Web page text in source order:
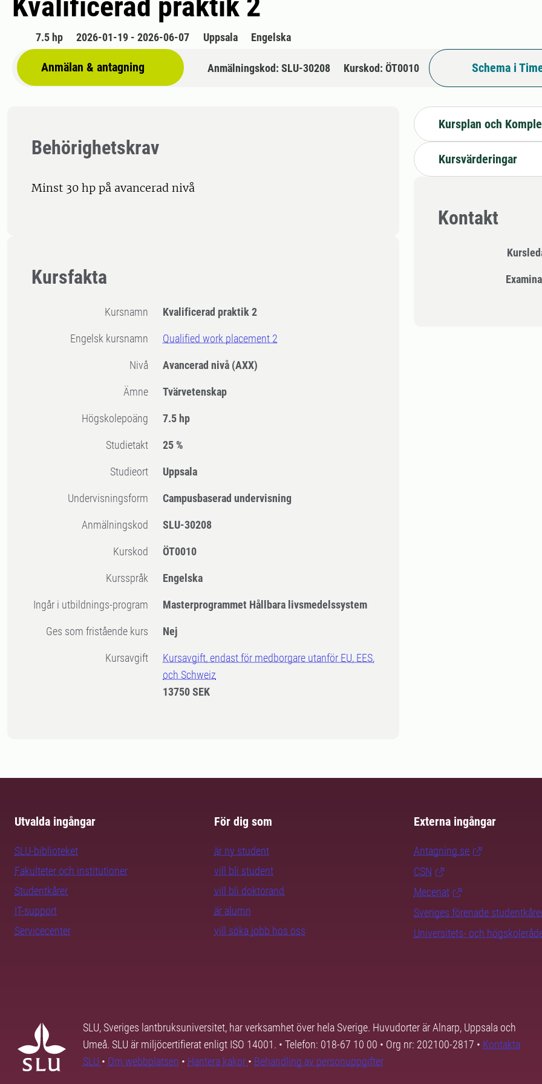
7.5 hp 2026-01-19 - 2026-06-07 Uppsala Engelska
Anmälan & antagning Anmälningskod: SLU-30208 Kurskod: ÖT0010 Schema i
Behörighetskrav
Minst 30 hp på avancerad nivå
Kursfakta
Kursnamn Kvalificerad praktik 2
Engelsk kursnamn Qualified work placement 2
Nivå Avancerad nivå (AXX)
Ämne Tvärvetenskap
högskolepoäng 7.5 hp
Studietakt 25 %
Studieort Uppsala
Undervisningsform Campusbaserad undervisning
Anmälningskod SLU-30208
Kurskod ÖT0010
Kursspråk Engelska
Ingår i utbildnings-program Masterprogrammet Hållbara livsmedelssystem
Ges som fristående kurs Nej
Kursavgift
Kursavgift, endast för medborgare utanför EU, EES,
och Schweiz
13750 SEK
Kursplan och
Kursvärderingar
Kontakt
Utvalda ingångar
SLU-biblioteket
Fakulteter och institutioner
Studentkårer
IT-support
Servicecenter
För dig som
är ny student
vill bli student
vill bli doktorand
är alumn
vill söka jobb hos oss
Externa ingångar
Antagning.se
CSN
Mecenat
Sveriges förenade
Universitets- och
SLU, Sveriges lantbruksuniversitet, har verksamhet över hela Sverige. Huvudorter är Alnarp, Uppsala och
Umeå. SLU är miljöcertifierat enligt ISO 14001. • Telefon: 018-67 10 00 • Org nr: 202100-2817 • Kontakta
SLU • Om webbplatsen • Hantera kakor • Behandling av personuppgifter